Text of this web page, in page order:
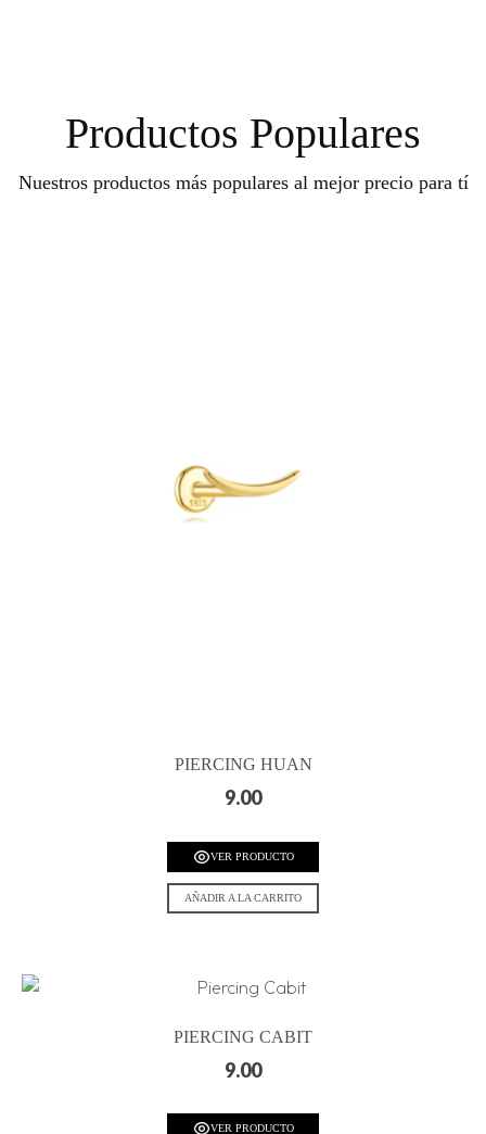
Productos Populares
Nuestros productos más populares al mejor precio para tí
PIERCING HUAN
9.00
VER PRODUCTO
AÑADIR A LA CARRITO
PIERCING CABIT
9.00
VER PRODUCTO